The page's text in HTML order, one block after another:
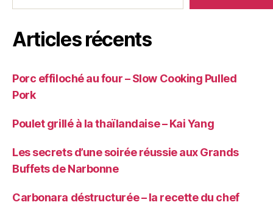
Articles récents
Porc effiloché au four – Slow Cooking Pulled
Pork
Poulet grillé à la thaïlandaise – Kai Yang
Les secrets d’une soirée réussie aux Grands
Buffets de Narbonne
Carbonara déstructurée – la recette du chef